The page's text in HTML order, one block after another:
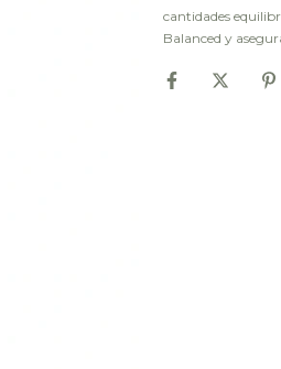
cantidades
Balanced y